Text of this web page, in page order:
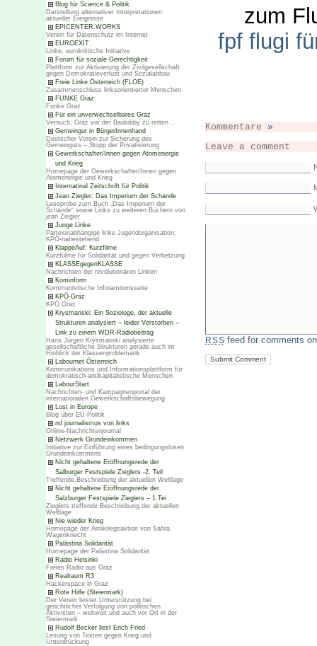
Blog für Science & Politik
Darstellung alternativer Interpretationen
aktueller Ereignisse
EPICENTER.WORKS
Verein für Datenschutz im Internet
EUROEXIT
Linke, eurokritische Initiative
Forum für soziale Gerechtigkeit
Plattform zur Aktivierung der Zivilgesellschaft
gegen Demokratieverlust und Sozialabbau
Freie Linke Österreich (FLOE)
Zusammenschluss linksorientierter Menschen
FUNKE Graz
Funke Graz
Für ein unverwechselbares Graz
Versuch, Graz vor der Baulobby zu retten ..
Gemeingut in BürgerInnenhand
Deutscher Verein zur Sicherung des
Gemeinguts – Stopp der Privatisierung
Gewerkschafter/Innen gegen Atomenergie
und Krieg
Homepage der Gewerkschafter/Innen gegen
Atomenergie und Krieg
Internatinal Zeitschrift für Politik
Jean Ziegler: Das Imperium der Schande
Leseprobe zum Buch „Das Imperium der
Schande“ sowie Links zu weiteren Büchern von
jean Ziegler
Junge Linke
Parteiunabhängige linke Jugendorganisation;
KPÖ-nahestehend
KlappeAuf: Kurzfilme
Kurzfülme für Solidarität und gegen Verhetzung
KLASSEgegenKLASSE
Nachrichten der revolutionären Linken
Kominform
Kommunistische Inforamtionsseite
KPÖ-Graz
KPÖ Graz
Krysmanski: Ein Soziologe, der aktuelle
Strukturen analysiert – leider Verstorben –
Link zu einem WDR-Radiobeitrag
Hans Jürgen Krysmanski analysierte
gesellschaftliche Strukturen gerade auch im
Hinblick der Klassenproblematik
Labournet Österreich
Kommunikations und Informationsplattform für
demokratisch-antikapitalistische Menschen
LabourStart
Nachrichten- und Kampagnenportal der
internationalen Gewerkschaftsbewegung
Lost in Europe
Blog über EU-Politik
nd journalismus von links
Online-Nachrichtenjournal
Netzwerk Grundeinkommen
Initiative zur Einführung eines bedingungslosen
Grundeinkommens
Nicht gehaltene Eröffnungsrede der
Salburger Festspiele Zieglers -2. Teil
Treffende Beschreibung der aktuellen Weltlage
Nicht gehaltene Eröffnungsrede der
Salzburger Festspiele Zieglers – 1.Tei
Zieglers treffende Beschreibung der aktuellen
Weltlage
Nie wieder Krieg
Homepage der Antikriegsaktion von Sahra
Wagenknecht
Palästina Solidarität
Homepage der Palästina Solidarität
Radio Helsinki
Freies Radio aus Graz
Realraum R3
Hackerspace in Graz
Rote Hilfe (Steiermark)
Der Verein leistet Unterstützung bei
gerichtlicher Verfolgung von politischen
Aktivisten – weltweit und auch vor Ort in der
Steiermark
Rudolf Becker liest Erich Fried
Lesung von Texten gegen Krieg und
Unterdrückung
zum
fpf flugi
Kommentare »
Leave a comment
RSS feed for comments